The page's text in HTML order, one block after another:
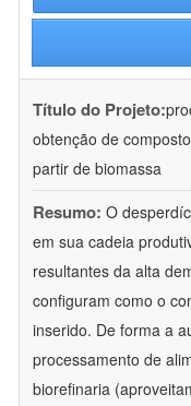
Título do Projeto:
obtenção de
partir de biomassa
Resumo: O
em sua cadeia
resultantes da alta
configuram como o
inserido. De forma a
processamento de
biorefinaria